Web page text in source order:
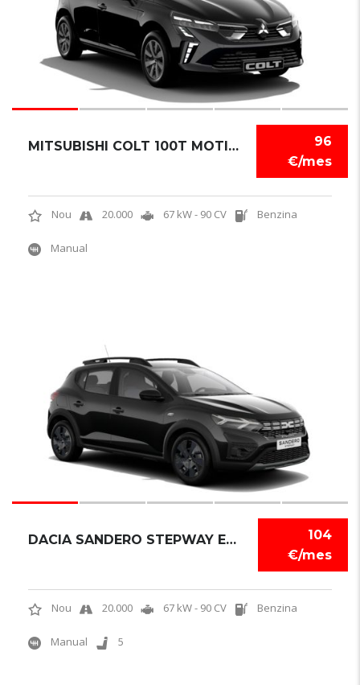
96
€/mes
MITSUBISHI COLT 100T MOTION
Nou 20.000 67 kW - 90 CV Benzina
Manual
104
€/mes
DACIA SANDERO STEPWAY EXPRESSION
Nou 20.000 67 kW - 90 CV Benzina
Manual 5